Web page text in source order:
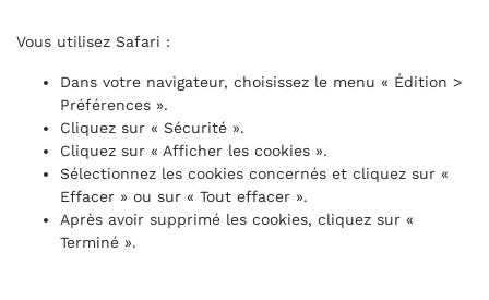
Vous utilisez Safari :
Dans votre navigateur, choisissez le menu « Édition >
Préférences ».
Cliquez sur « Sécurité ».
Cliquez sur « Afficher les cookies ».
Sélectionnez les cookies concernés et cliquez sur «
Effacer » ou sur « Tout effacer ».
Après avoir supprimé les cookies, cliquez sur «
Terminé ».